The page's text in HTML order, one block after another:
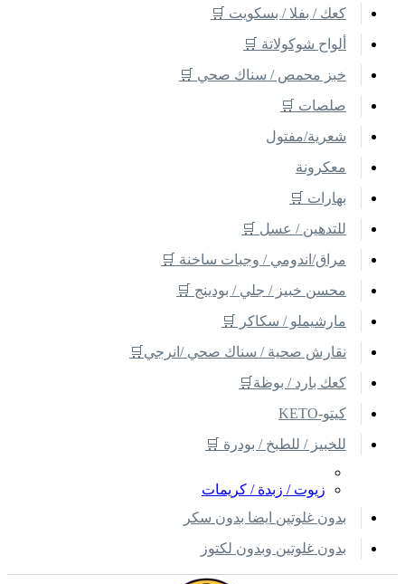
كعك / بفلا / بسكويت 🛒
ألواح شوكولاتة 🛒
خبز محمص / سناك صحي 🛒
صلصات 🛒
شعرية/مفتول
معكرونة
بهارات 🛒
للتدهين / عسل 🛒
مراق/اندومي / وجبات ساخنة 🛒
محسن خبيز / جلي / بودينج 🛒
مارشيملو / سكاكر 🛒
نقارش صحية / سناك صحي /انرجي🛒
كعك بارد / بوظة🛒
كيتو-KETO
للخبيز / للطبخ / بودرة 🛒
زيوت / زبدة / كريمات
بدون غلوتين ايضا بدون سكر
بدون غلوتين وبدون لكتوز